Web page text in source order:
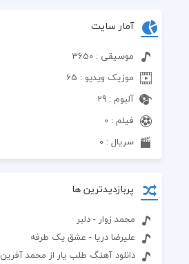
آمار سایت
موسیقی : 3650
موزیک ویدیو : 65
آلبوم : 29
فیلم : 0
سریال : 0
پربازدیدترین ها
محمد زوار - دلبر
علیرضا دریا - عشق یک طرفه
دانلود آهنگ طلب یار از محمد آفرین